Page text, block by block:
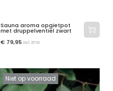
Sauna aroma opgietpot
met druppelventiel zwart
€ 79,95 incl. BTW
Niet op voorraad